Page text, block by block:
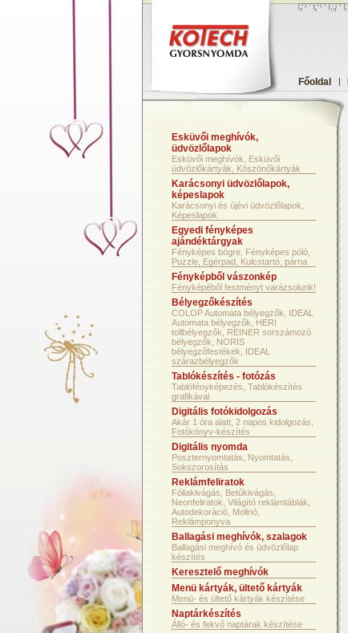
Főoldal |
Esküvői meghívók,
üdvözlőlapok
Esküvői meghívók, Esküvői
üdvözlőkártyák, Köszönőkártyák
Karácsonyi üdvözlőlapok,
képeslapok
Karácsonyi és újévi üdvözlőlapok,
Képeslapok
Egyedi fényképes
ajándéktárgyak
Fényképes bögre, Fényképes póló,
Puzzle, Egérpad, Kulcstartó, párna
Fényképből vászonkép
Fényképéből festményt varázsolunk!
Bélyegzőkészítés
COLOP Automata bélyegzők, IDEAL
Automata bélyegzők, HERI
tollbélyegzők, REINER sorszámozó
bélyegzők, NORIS
bélyegzőfestékek, IDEAL
szárazbélyegzők
Tablókészítés - fotózás
Tablófényképezés, Tablókészítés
grafikával
Digitális fotókidolgozás
Akár 1 óra alatt, 2 napos kidolgozás,
Fotókönyv-készítés
Digitális nyomda
Poszternyomtatás, Nyomtatás,
Sokszorosítás
Reklámfeliratok
Fóliakivágás, Betűkivágás,
Neonfeliratok, Világító reklámtáblák,
Autodekoráció, Molinó,
Reklámponyva
Ballagási meghívók, szalagok
Ballagási meghívó és üdvözlőlap
készítés
Keresztelő meghívók
Menü kártyák, ültető kártyák
Menü- és ültető kártyák készítése
Naptárkészítés
Álló- és fekvő naptárak készítése